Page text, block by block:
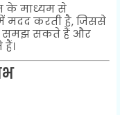
के माध्यम से
में मदद करती है, जिससे
से समझ सकते हैं और